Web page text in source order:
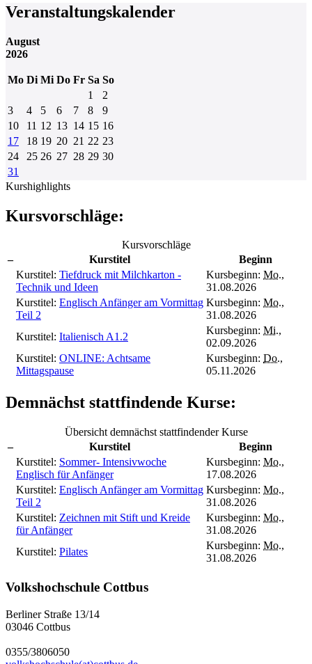
Veranstaltungskalender
August
2026
Mo Di Mi Do Fr Sa So
1
2
3
4 5 6 7 8
9
10
11 12 13 14 15 16
17
18 19 20 21 22 23
24
25 26 27 28 29 30
31
Kurshighlights
Kursvorschläge:
Kursvorschläge
–
Kurstitel
Beginn
Kurstitel: Tiefdruck mit Milchkarton -
Technik und Ideen
Kursbeginn: Mo.,
31.08.2026
Kurstitel: Englisch Anfänger am Vormittag
Teil 2
Kursbeginn: Mo.,
31.08.2026
Kurstitel: Italienisch A1.2
Kursbeginn: Mi.,
02.09.2026
Kurstitel: ONLINE: Achtsame
Mittagspause
Kursbeginn: Do.,
05.11.2026
Demnächst stattfindende Kurse:
Übersicht demnächst stattfindender Kurse
–
Kurstitel
Beginn
Kurstitel: Sommer- Intensivwoche
Englisch für Anfänger
Kursbeginn: Mo.,
17.08.2026
Kurstitel: Englisch Anfänger am Vormittag
Teil 2
Kursbeginn: Mo.,
31.08.2026
Kurstitel: Zeichnen mit Stift und Kreide
für Anfänger
Kursbeginn: Mo.,
31.08.2026
Kurstitel: Pilates
Kursbeginn: Mo.,
31.08.2026
Volkshochschule Cottbus
Berliner Straße 13/14
03046 Cottbus
0355/3806050